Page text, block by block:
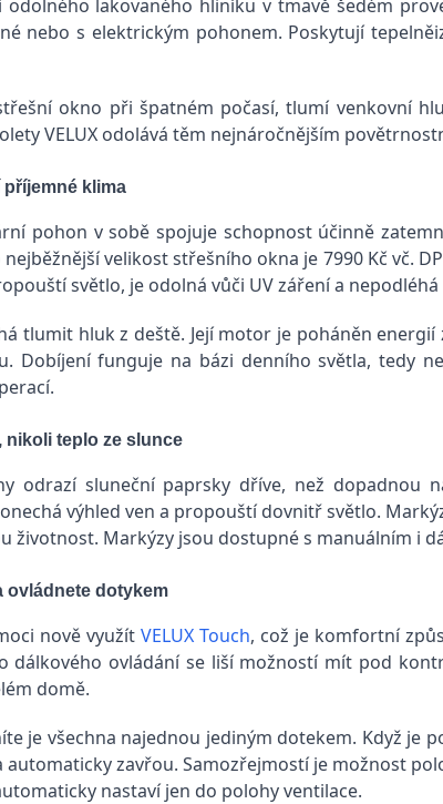
lakovaného hliníku v tmavě šedém
nebo s elektrickým pohonem. Poskytují
okno při špatném počasí, tlumí venkovní
VELUX odolává těm nejnáročnějším
příjemné klima
pohon v sobě spojuje schopnost účinně
velikost střešního okna je 7990 Kč vč.
světlo, je odolná vůči UV záření a
tlumit hluk z deště. Její motor je poháněn
Dobíjení funguje na bázi denního světla, tedy
nikoli teplo ze slunce
odrazí sluneční paprsky dříve, než dopadnou
výhled ven a propouští dovnitř světlo.
životnost. Markýzy jsou dostupné s manuálním i
ovládnete dotykem
nově využítVELUX Touch, což je komfortní
dálkového ovládání se liší možností mít pod
domě.
je všechna najednou jediným dotekem. Když je
zavřou. Samozřejmostí je možnost
nastaví jen do polohy ventilace.